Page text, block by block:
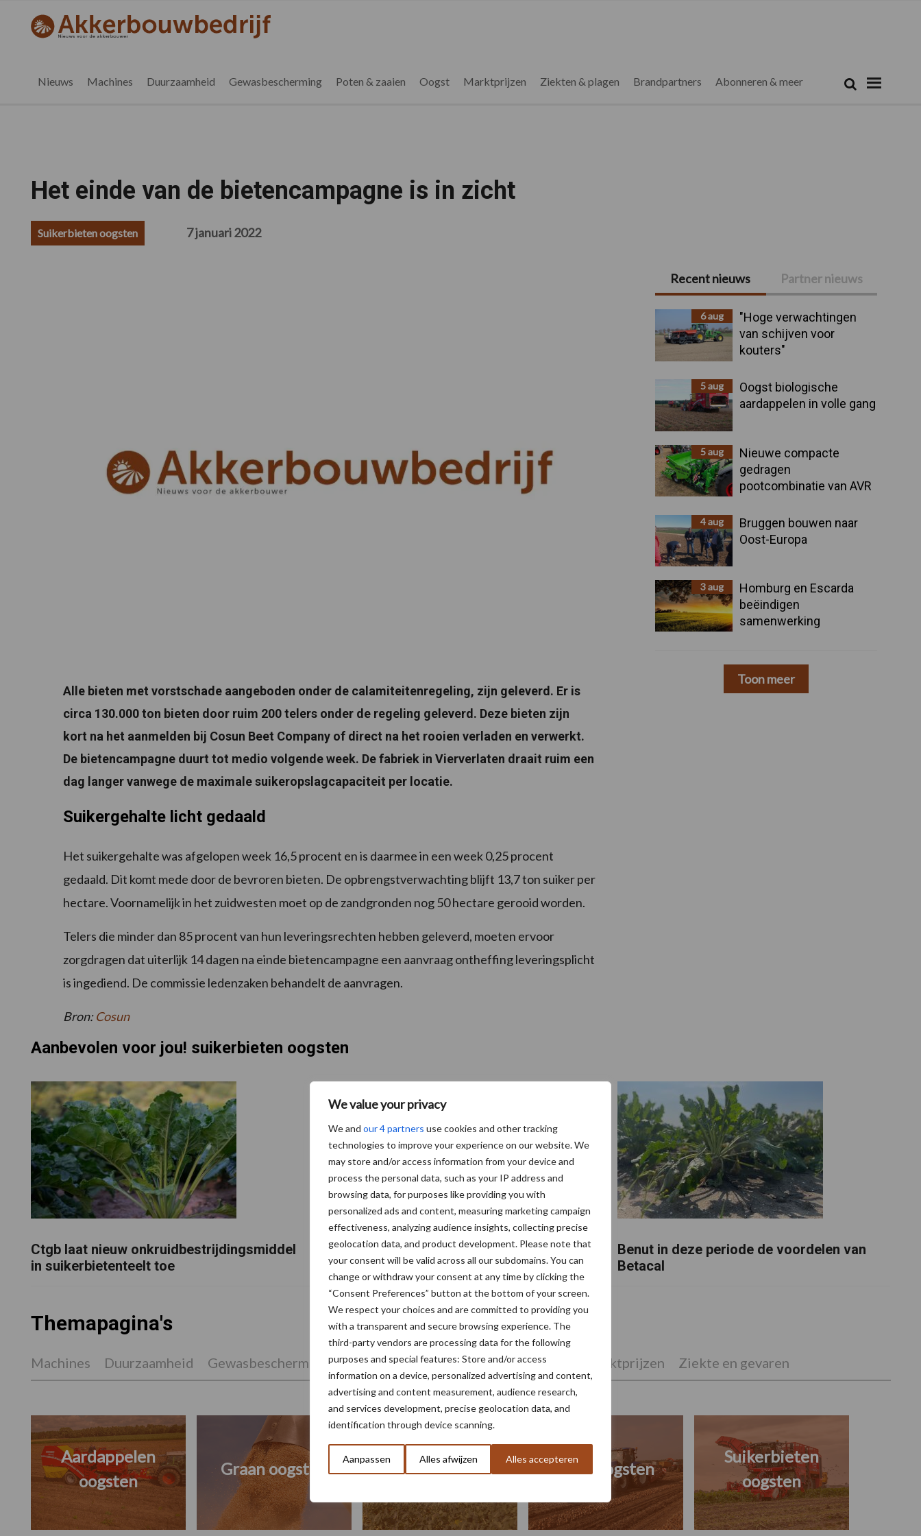
We value your privacy
We and our 4 partners use cookies and other tracking
technologies to improve your experience on our website. We
may store and/or access information from your device and
process the personal data, such as your IP address and
browsing data, for purposes like providing you with
personalized ads and content, measuring marketing campaign
effectiveness, analyzing audience insights, collecting precise
geolocation data, and product development. Please note that
your consent will be valid across all our subdomains. You can
change or withdraw your consent at any time by clicking the
“Consent Preferences” button at the bottom of your screen.
We respect your choices and are committed to providing you
with a transparent and secure browsing experience. The
third-party vendors are processing data for the following
purposes and special features: Store and/or access
information on a device, personalized advertising and content,
advertising and content measurement, audience research,
and services development, precise geolocation data, and
identification through device scanning.
Aanpassen Alles afwijzen Alles accepteren
hoofdnavigatie
eerste
voettekst
akkerbouwbedrijf.nl
Nieuws Machines Duurzaamheid Gewasbescherming Poten & zaaien Oogst Marktprijzen Ziekten & plagen Brandpartners Abonneren & meer Zoek
Het einde van de bietencampagne is in zicht
Suikerbieten oogsten 7 januari 2022
Alle bieten met vorstschade aangeboden onder de calamiteitenregeling, zijn geleverd. Er is
circa 130.000 ton bieten door ruim 200 telers onder de regeling geleverd. Deze bieten zijn
kort na het aanmelden bij Cosun Beet Company of direct na het rooien verladen en verwerkt.
De bietencampagne duurt tot medio volgende week. De fabriek in Vierverlaten draait ruim een
dag langer vanwege de maximale suikeropslagcapaciteit per locatie.
Suikergehalte licht gedaald
Het suikergehalte was afgelopen week 16,5 procent en is daarmee in een week 0,25 procent
gedaald. Dit komt mede door de bevroren bieten. De opbrengstverwachting blijft 13,7 ton suiker per
hectare. Voornamelijk in het zuidwesten moet op de zandgronden nog 50 hectare gerooid worden.
Telers die minder dan 85 procent van hun leveringsrechten hebben geleverd, moeten ervoor
zorgdragen dat uiterlijk 14 dagen na einde bietencampagne een aanvraag ontheffing leveringsplicht
is ingediend. De commissie ledenzaken behandelt de aanvragen.
Bron:Cosun
Primaire
Sidebar
Recent nieuws Partner nieuws
6 aug
"Hoge verwachtingen
van schijven voor
kouters"
5 aug
Oogst biologische
aardappelen in volle gang
5 aug
Nieuwe compacte
gedragen
pootcombinatie van AVR
4 aug
Bruggen bouwen naar
Oost-Europa
3 aug
Homburg en Escarda
beëindigen
samenwerking
Toon meer
Aanbevolen voor jou! suikerbieten oogsten
Ctgb laat nieuw onkruidbestrijdingsmiddel
in suikerbietenteelt toe
Check op rhizomaniesymptomen in de
suikerbieten
Benut in deze periode de voordelen van
Betacal
Themapagina's
Machines Duurzaamheid Gewasbescherming Poten en zaaien Oogst en bewaring Marktprijzen Ziekte en gevaren
Aardappelen
oogsten
Graan oogsten
Vollegrondgroente
oogsten
Uien oogsten
Suikerbieten
oogsten